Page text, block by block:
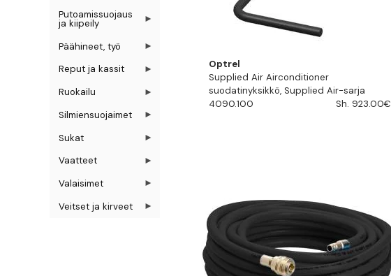
Optrel
Supplied Air Airconditioner
suodatinyksikkö, Supplied Air-sarja
4090.100
Sh. 923.00€
Putoamissuojaus
ja kiipeily
Päähineet, työ
Reput ja kassit
Ruokailu
Silmiensuojaimet
Sukat
Vaatteet
Valaisimet
Veitset ja kirveet